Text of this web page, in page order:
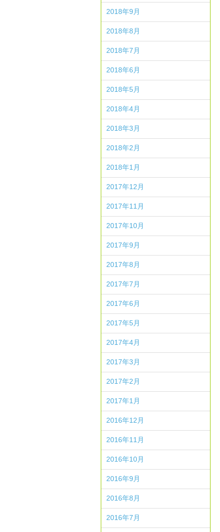
2018年9月
2018年8月
2018年7月
2018年6月
2018年5月
2018年4月
2018年3月
2018年2月
2018年1月
2017年12月
2017年11月
2017年10月
2017年9月
2017年8月
2017年7月
2017年6月
2017年5月
2017年4月
2017年3月
2017年2月
2017年1月
2016年12月
2016年11月
2016年10月
2016年9月
2016年8月
2016年7月